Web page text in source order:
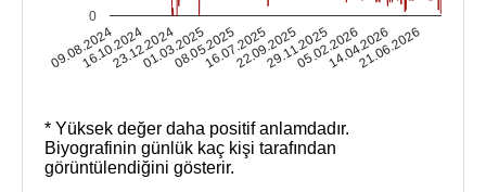
09.08.2024
16.10.202423.12.202401.03.202508.05.202516.07.202522.09.202529.11.202505.02.202614.04.2026
21.06.2026
0
* Yüksek değer daha positif anlamdadır.
Biyografinin günlük kaç kişi tarafından
görüntülendiğini gösterir.